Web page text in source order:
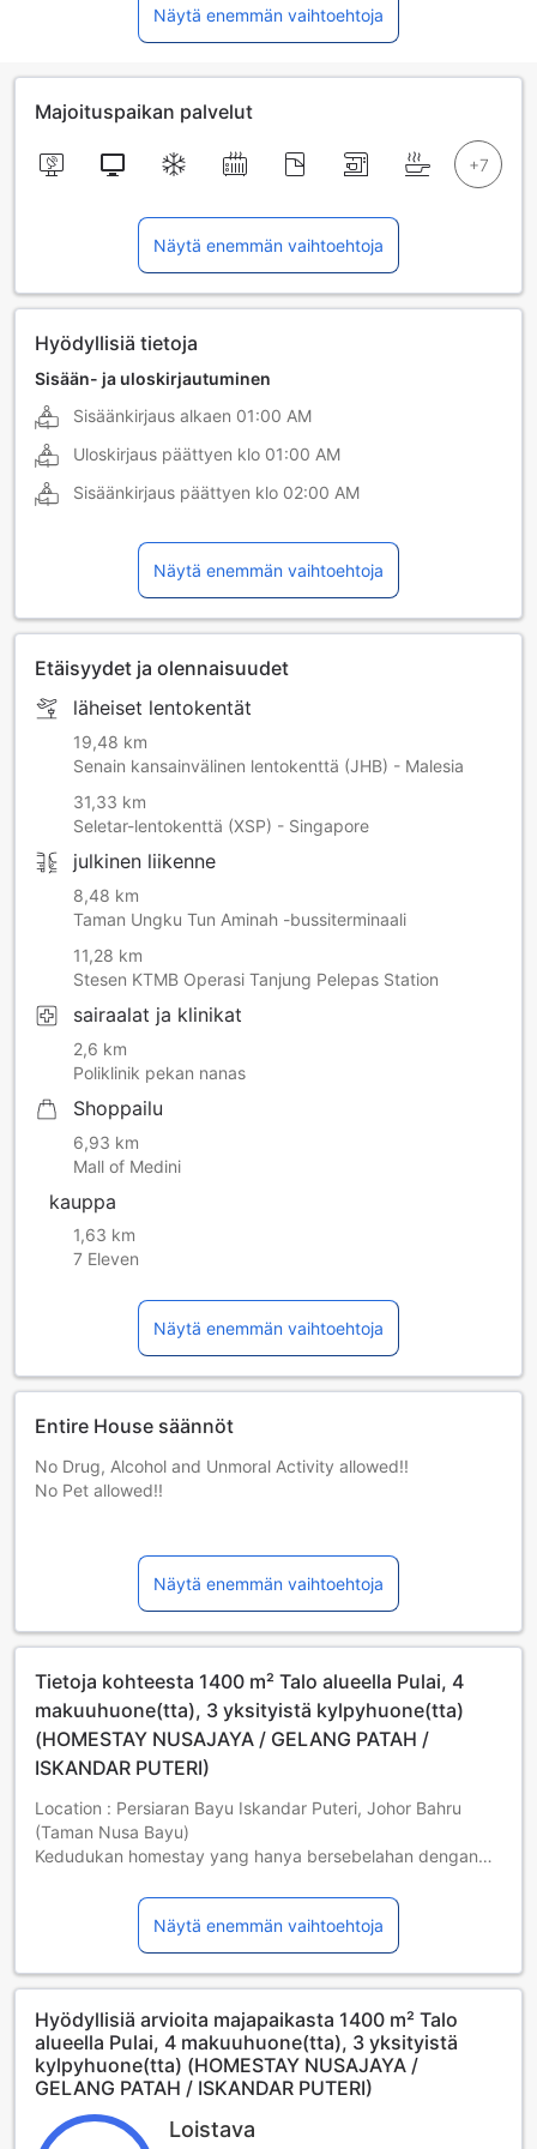
Näytä enemmän vaihtoehtoja
Majoituspaikan palvelut
Näytä enemmän vaihtoehtoja
Hyödyllisiä tietoja
Sisään- ja uloskirjautuminen
Sisäänkirjaus alkaen 01:00 AM
Uloskirjaus päättyen klo 01:00 AM
Sisäänkirjaus päättyen klo 02:00 AM
Näytä enemmän vaihtoehtoja
Etäisyydet ja olennaisuudet
läheiset lentokentät
19,48 km
Senain kansainvälinen lentokenttä (JHB) - Malesia
31,33 km
Seletar-lentokenttä (XSP) - Singapore
julkinen liikenne
8,48 km
Taman Ungku Tun Aminah -bussiterminaali
11,28 km
Stesen KTMB Operasi Tanjung Pelepas Station
sairaalat ja klinikat
2,6 km
Poliklinik pekan nanas
Shoppailu
6,93 km
Mall of Medini
kauppa
1,63 km
7 Eleven
Näytä enemmän vaihtoehtoja
Entire House säännöt
No Drug, Alcohol and Unmoral Activity allowed!!
No Pet allowed!!
Check in- 2pm
Check out- 12pm
Can rent weekly and monthly
Näytä enemmän vaihtoehtoja
Tietoja kohteesta 1400 m² Talo alueella Pulai, 4
makuuhuone(tta), 3 yksityistä kylpyhuone(tta)
(HOMESTAY NUSAJAYA / GELANG PATAH /
ISKANDAR PUTERI)
Location : Persiaran Bayu Iskandar Puteri, Johor Bahru
(Taman Nusa Bayu)
Kedudukan homestay yang hanya bersebelahan dengan
menjimatkan masa untuk ke mana-mana tempat disekitar
Johor Bahru,Nusajaya(Iskandar Puteri) dan ke Singapura
4 bedroom + 3 bathroom
Bedroom 1 (Queen bed with aircond)
Bedroom 2 & 3 (Queen bed with ceiling fan)
2 bathroom with water heater
Cooking allowed
Kitchen cabinet, washing machine fully automatic, fridge,
electric kettle, 3+2+1 sofa, dining table, Iron, LED TV with
Näytä enemmän vaihtoehtoja
Hyödyllisiä arvioita majapaikasta 1400 m² Talo
alueella Pulai, 4 makuuhuone(tta), 3 yksityistä
kylpyhuone(tta) (HOMESTAY NUSAJAYA /
GELANG PATAH / ISKANDAR PUTERI)
Loistava